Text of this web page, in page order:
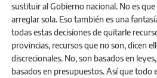
sustituir al Gobierno nacional. No es
arreglar sola. Eso también es una
todas estas decisiones de quitarle
provincias, recursos que no son, dicen
discrecionales. No, son basados en
basados en presupuestos. Así que todo